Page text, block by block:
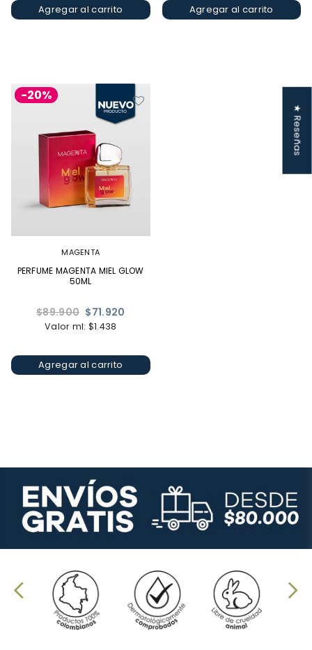
Agregar al carrito Agregar al carrito
-20%
MAGENTA
PERFUME MAGENTA MIEL GLOW
50ML
Precio
habitual
$89.900 $71.920
Valor ml: $1.438
Agregar al carrito
★ Reseñas